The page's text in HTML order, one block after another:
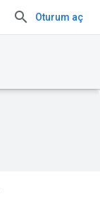
Oturum aç